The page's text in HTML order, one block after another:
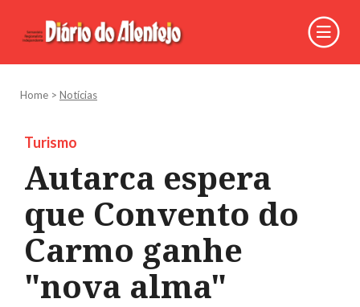
Home > Notícias
Turismo
Autarca espera
que Convento do
Carmo ganhe
"nova alma"